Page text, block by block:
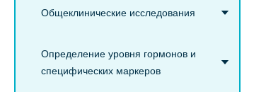
Общеклинические исследования
Определение уровня гормонов и
специфических маркеров